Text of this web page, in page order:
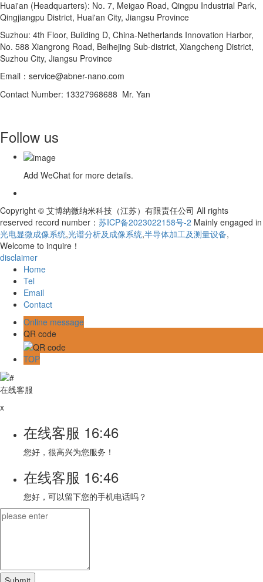
Huai'an (Headquarters): No. 7, Meigao Road, Qingpu Industrial Park,
Qingjiangpu District, Huai'an City, Jiangsu Province
Suzhou: 4th Floor, Building D, China-Netherlands Innovation Harbor,
No. 588 Xiangrong Road, Beihejing Sub-district, Xiangcheng District,
Suzhou City, Jiangsu Province
Email：service@abner-nano.com
Contact Number: 13327968688 Mr. Yan
Follow us
Add WeChat for more details.
Copyright © 艾博纳微纳米科技（江苏）有限责任公司 All rights
reserved record number： 苏ICP备2023022158号-2 Mainly engaged in
光电显微成像系统,光谱分析及成像系统,半导体加工及测量设备,
Welcome to inquire！
disclaimer
Home
Tel
Email
Contact
Online message
QR code
TOP
在线客服
x
在线客服 16:46
您好，很高兴为您服务！
在线客服 16:46
您好，可以留下您的手机电话吗？